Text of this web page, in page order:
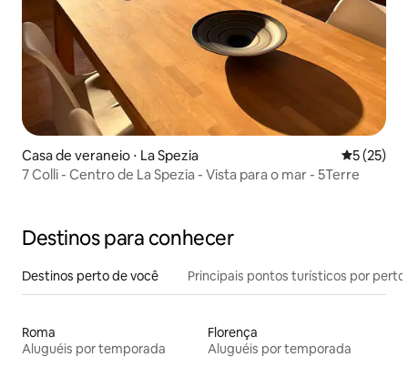
Casa de veraneio ⋅ La Spezia 5 de uma
5 (25)
7 Colli - Centro de La Spezia - Vista para o mar - 5Terre
Destinos para conhecer
Destinos perto de você Principais pontos turísticos por perto
Roma
Aluguéis por temporada
Florença
Aluguéis por temporada